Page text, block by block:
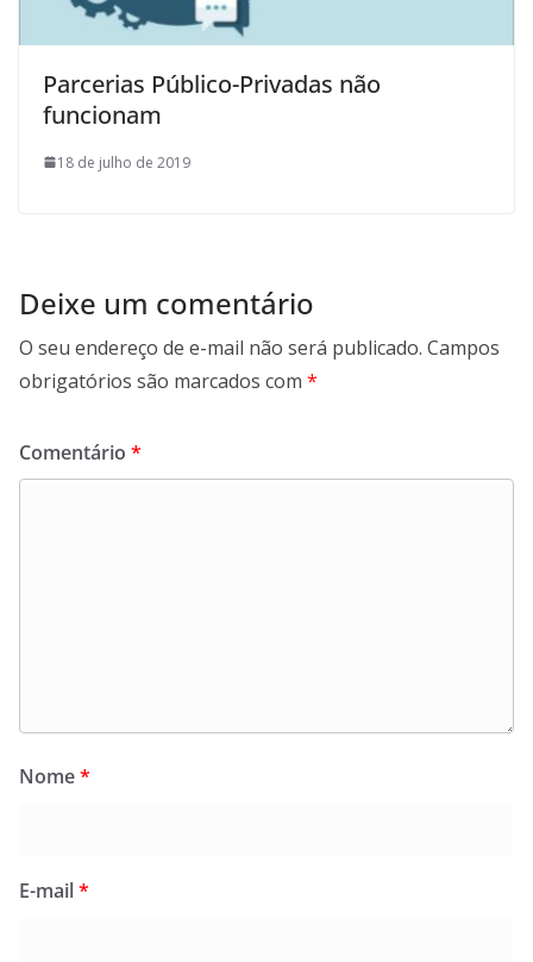
Parcerias Público-Privadas não
funcionam
18 de julho de 2019
Deixe um comentário
O seu endereço de e-mail não será publicado. Campos
obrigatórios são marcados com *
Comentário *
Nome*
E-mail*